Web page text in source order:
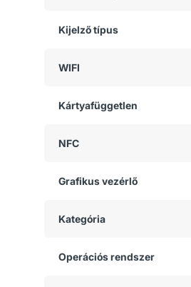
Kijelző típus
WIFI
Kártyafüggetlen
NFC
Grafikus vezérlő
Kategória
Operációs rendszer